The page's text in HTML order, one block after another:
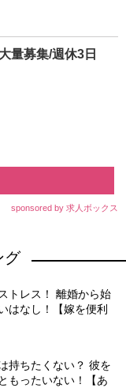
量募集/週休3日
sponsored by 求人ボックス
グ
トレス！ 離婚から始
はなし！【嫁を便利
持ちたくない？ 彼を
もったいない！【あ